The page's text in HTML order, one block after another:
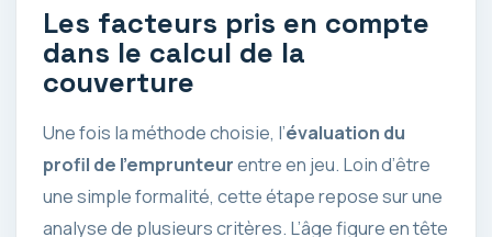
Les facteurs pris en compte
dans le calcul de la
couverture
Une fois la méthode choisie, l’évaluation du
profil de l’emprunteurentre en jeu. Loin d’être
une simple formalité, cette étape repose sur une
analyse de plusieurs critères. L’âge figure en tête